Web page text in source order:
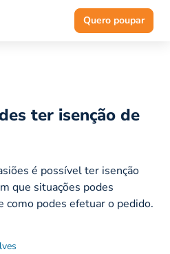
Quero poupar
ter isenção de
é possível ter isenção
que situações podes
como podes efetuar o pedido.